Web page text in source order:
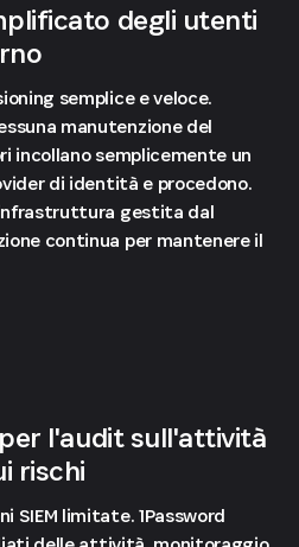
degli utenti
semplice e veloce.
manutenzione del
incollano semplicemente un
di identità e procedono.
gestita dal
continua per mantenere il
l'audit sull'attività
rischi
SIEM limitate. 1Password